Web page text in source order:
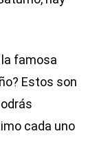
famosa
Estos son
cada uno